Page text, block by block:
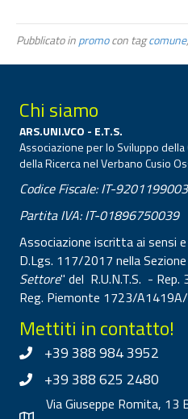
Pubblicato inpromocon tagcomune,
Chi siamo
ARS.UNI.VCO - E.T.S.
Associazione per lo Sviluppo
della Ricerca nel Verbano Cusio
Codice Fiscale: IT-
Partita IVA: IT-01896750039
Associazione iscritta ai sensi
D.Lgs. 117/2017 nella
Settore" del R.U.N.T.S. -
Reg. Piemonte 1723/
Mettiti in contatto!
+39 388 984 3952
+39 388 625 2480
Via Giuseppe Romita, 13